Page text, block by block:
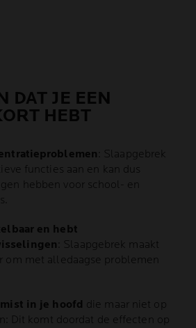
DAT JE EEN
HEBT
: Slaapgebrek
functies aan en kan dus
hebben voor school- en
en hebt
: Slaapgebrek maakt
om met alledaagse problemen
mist in je hoofd die maar niet op
Dit komt doordat de effecten op